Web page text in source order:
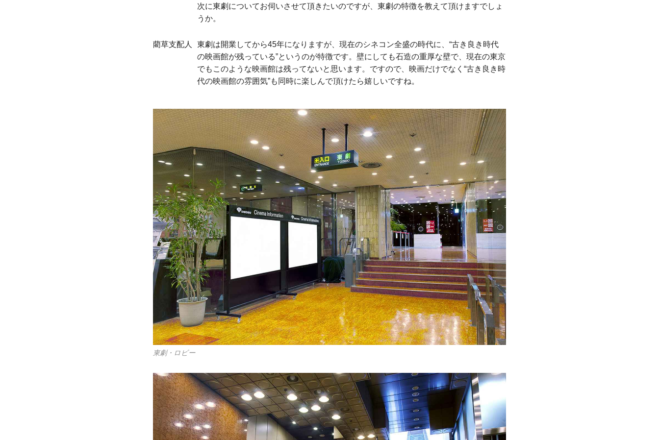
次に東劇についてお伺いさせて頂きたいのですが、東劇の特徴を教えて頂けますでしょ
うか。
藺草支配人
東劇は開業してから45年になりますが、現在のシネコン全盛の時代に、“古き良き時代
の映画館が残っている”というのが特徴です。壁にしても石造の重厚な壁で、現在の東京
でもこのような映画館は残ってないと思います。ですので、映画だけでなく“古き良き時
代の映画館の雰囲気”も同時に楽しんで頂けたら嬉しいですね。
東劇・ロビー